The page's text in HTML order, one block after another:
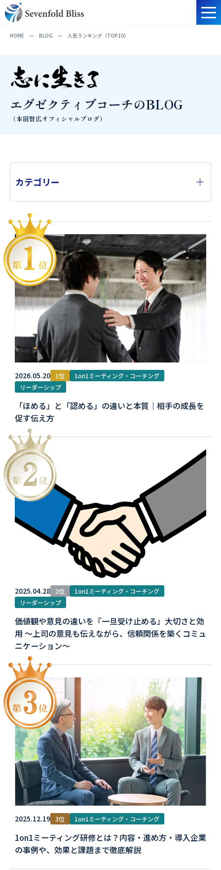
HOME ー BLOG ー 人気ランキング（TOP10）
エグゼクティブコーチのBLOG
（本田賢広オフィシャルブログ）
カテゴリー
2026.05.20 1位
1on1ミーティング・コーチング
リーダーシップ
「ほめる」と「認める」の違いと本質｜相手の成長を
促す伝え方
2025.04.28 2位
1on1ミーティング・コーチング
リーダーシップ
価値観や意見の違いを『一旦受け止める』大切さと効
用 〜上司の意見も伝えながら、信頼関係を築くコミュ
ニケーション〜
2025.12.19 3位 1on1ミーティング・コーチング
1on1ミーティング研修とは？内容・進め方・導入企業
の事例や、効果と課題まで徹底解説